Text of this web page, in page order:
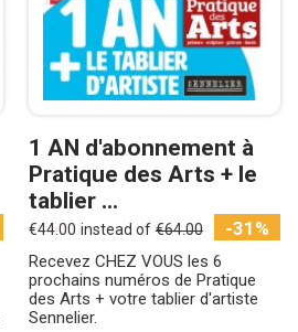
1 AN d'abonnement à
Pratique des Arts + le
tablier ...
€44.00 instead of €64.00 -31%
Recevez CHEZ VOUS les 6
prochains numéros de Pratique
des Arts + votre tablier d'artiste
Sennelier.